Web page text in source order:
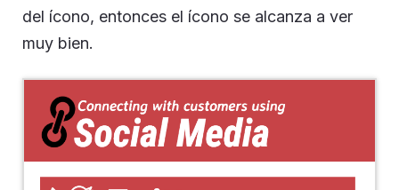
del ícono, entonces el ícono se alcanza a ver
muy bien.